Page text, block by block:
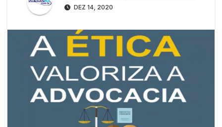
DEZ 14, 2020